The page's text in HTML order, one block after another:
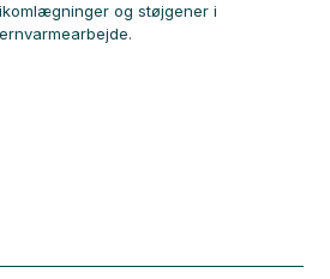
og støjgener i